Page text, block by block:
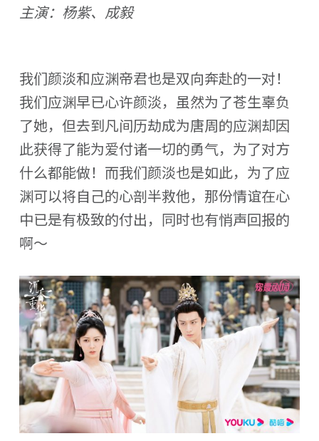
主演：杨紫、成毅
我们颜淡和应渊帝君也是双向奔赴的一对！
我们应渊早已心许颜淡，虽然为了苍生辜负
了她，但去到凡间历劫成为唐周的应渊却因
此获得了能为爱付诸一切的勇气，为了对方
什么都能做！而我们颜淡也是如此，为了应
渊可以将自己的心剖半救他，那份情谊在心
中已是有极致的付出，同时也有悄声回报的
啊～